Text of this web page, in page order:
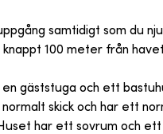
samtidigt som du
100 meter från
gäststuga och ett
skick och har ett
har ett sovrum och